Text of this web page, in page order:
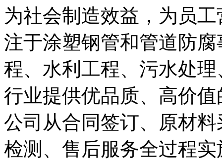
为社会制造效益，为员
注于涂塑钢管和管道防
程、水利工程、污水处
行业提供优品质、高价
公司从合同签订、原材
检测、售后服务全过程